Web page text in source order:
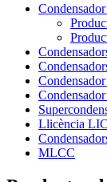
Llicència LIC
MLCC